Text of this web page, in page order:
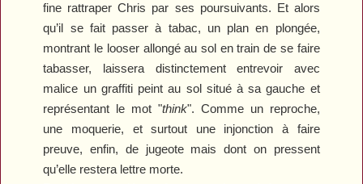
fine rattraper Chris par ses poursuivants. Et alors
qu’il se fait passer à tabac, un plan en plongée,
montrant le looser allongé au sol en train de se faire
tabasser, laissera distinctement entrevoir avec
malice un graffiti peint au sol situé à sa gauche et
représentant le mot "think". Comme un reproche,
une moquerie, et surtout une injonction à faire
preuve, enfin, de jugeote mais dont on pressent
qu’elle restera lettre morte.